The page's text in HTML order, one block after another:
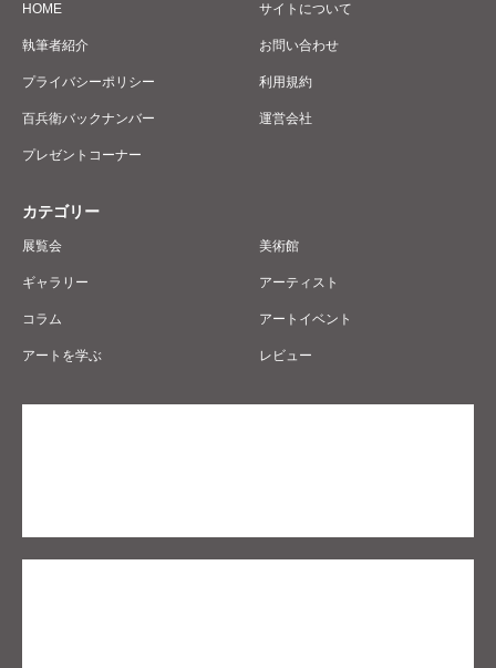
HOME サイトについて
執筆者紹介 お問い合わせ
プライバシーポリシー 利用規約
百兵衛バックナンバー 運営会社
プレゼントコーナー
カテゴリー
展覧会 美術館
ギャラリー アーティスト
コラム アートイベント
アートを学ぶ レビュー